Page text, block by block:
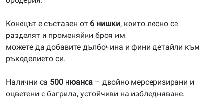
Конецът е съставен от 6 нишки, които лесно се
разделят и променяйки броя им
можете да добавите дълбочина и фини детайли към
ръкоделието си.
Налични са 500 нюанса – двойно мерсеризирани и
оцветени с багрила, устойчиви на избледняване.